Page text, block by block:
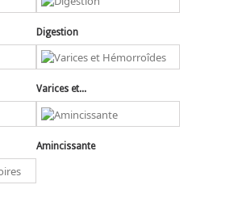
Digestion
Varices et...
Amincissante